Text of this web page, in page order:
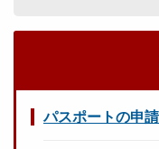
パスポートの申